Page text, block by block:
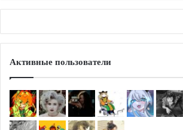
Активные пользователи